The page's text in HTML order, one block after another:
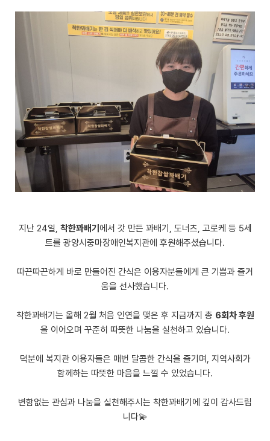
지난 24일, 착한꽈배기 에서 갓 만든 꽈배기, 도너츠, 고로케 등 5세
트를 광양시중마장애인복지관에 후원해주셨습니다.
따끈따끈하게 바로 만들어진 간식은 이용자분들에게 큰 기쁨과 즐거
움을 선사했습니다.
착한꽈배기는 올해 2월 처음 인연을 맺은 후 지금까지 총 6회차 후원
을 이어오며 꾸준히 따뜻한 나눔을 실천하고 있습니다.
덕분에 복지관 이용자들은 매번 달콤한 간식을 즐기며, 지역사회가
함께하는 따뜻한 마음을 느낄 수 있었습니다.
변함없는 관심과 나눔을 실천해주시는 착한꽈배기에 깊이 감사드립
니다💫